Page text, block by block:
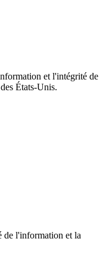
et l'intégrité de
États-Unis.
de l'information et la